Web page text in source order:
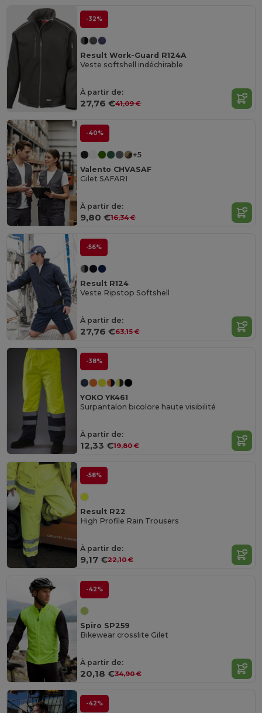
-32%
Result Work-Guard R124A
Veste softshell indéchirable
À partir de:
27,76 €41,09 €
-40%
+5
Valento CHVASAF
Gilet SAFARI
À partir de:
9,80 €16,34 €
-56%
Result R124
Veste Ripstop Softshell
À partir de:
27,76 €63,15 €
-38%
YOKO YK461
Surpantalon bicolore haute visibilité
À partir de:
12,33 €19,80 €
-58%
Result R22
High Profile Rain Trousers
À partir de:
9,17 €22,10 €
-42%
Spiro SP259
Bikewear crosslite Gilet
À partir de:
20,18 €34,90 €
-42%